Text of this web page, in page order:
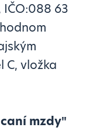
63
C, vložka
mzdy"